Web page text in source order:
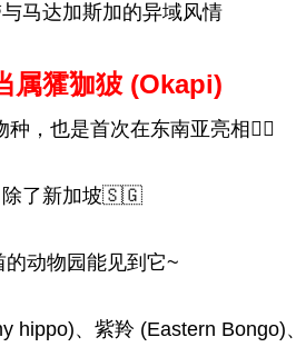
马达加斯加的异域风情
属㺢㹢狓 (Okapi)
，也是首次在东南亚亮相👍🏻
除了新加坡🇸🇬
的动物园能见到它~
hippo)、紫羚 (Eastern Bongo)、